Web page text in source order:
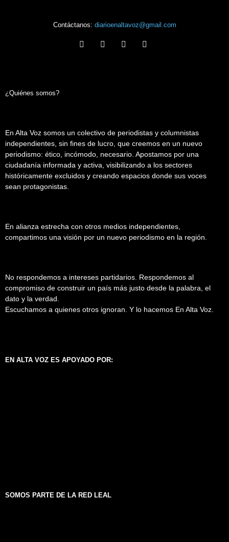
Contáctanos: diarioenaltavoz@gmail.com
¿Quiénes somos?
En Alta Voz somos un colectivo de periodistas y columnistas
independientes, sin fines de lucro, que creemos en un nuevo
periodismo: ético, incómodo, necesario. Apostamos por una
ciudadanía informada y activa, visibilizando a los sectores
históricamente excluidos y creando espacios donde sus voces
sean protagonistas.
En alianza estrecha con otros medios independientes,
compartimos una visión por un nuevo periodismo en la región.
No respondemos a intereses partidarios. Respondemos al
compromiso de construir un país más justo desde la palabra, el
dato y la verdad.
Escuchamos a quienes otros ignoran. Y lo hacemos En Alta Voz.
EN ALTA VOZ ES APOYADO POR:
SOMOS PARTE DE LA RED LEAL